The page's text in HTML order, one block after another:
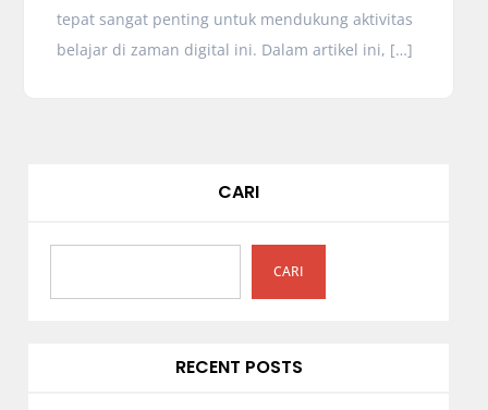
tepat sangat penting untuk mendukung aktivitas
belajar di zaman digital ini. Dalam artikel ini, […]
CARI
CARI
RECENT POSTS